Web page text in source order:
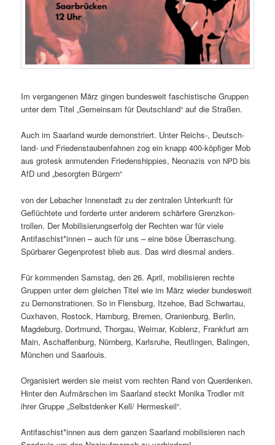
Im ver­gan­genen März gin­gen bun­desweit faschis­tis­che Grup­pen
unter dem Titel „Gemein­sam für Deutsch­land“ auf die Straßen.
Auch im Saar­land wurde demon­stri­ert. Unter Reichs‑, Deutsch­
land- und Frieden­stauben­fah­nen zog ein knapp 400-köp­figer Mob
aus grotesk anmu­ten­den Frieden­ship­pies, Neon­azis vonNPD bis
AfD und „besorgten Bürgern“
von der Lebach­er Innen­stadt zu der zen­tralen Unterkun­ft für
Geflüchtete und forderte unter anderem schär­fere Gren­zkon­
trollen. Der Mobil­isierungser­folg der Recht­en war für viele
Antifaschist*innen – auch für uns – eine böse Über­raschung.
Spür­bar­er Gegen­protest blieb aus. Das wird dies­mal anders.
Für kom­menden Sam­stag, den 26. April, mobil­isieren rechte
Grup­pen unter dem gle­ichen Titel wie im März wieder bun­desweit
zu Demon­stra­tio­nen. So in Flens­burg, Itze­hoe, Bad Schwartau,
Cux­haven, Ros­tock, Ham­burg, Bre­men, Oranien­burg, Berlin,
Magde­burg, Dort­mund, Thor­gau, Weimar, Koblenz, Frank­furt am
Main, Aschaf­fen­burg, Nürn­berg, Karl­sruhe, Reut­lin­gen, Balin­gen,
München und Saarlouis.
Organ­isiert wer­den sie meist vom recht­en Rand von Quer­denken.
Hin­ter den Aufmärschen im Saar­land steckt Moni­ka Trodler mit
ihrer Gruppe „Selb­st­denker Kell/ Hermeskeil“.
Antifaschist*innen aus dem ganzen Saar­land mobil­isieren nach